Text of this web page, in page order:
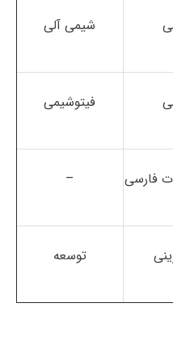
شیمی آلی
فیتوشیمی
فارسی –
توسعه